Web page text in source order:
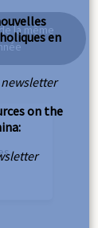
la mêmeen
on the